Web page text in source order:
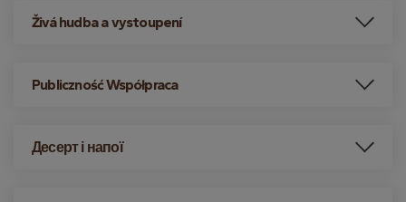
Živá hudba a vystoupení
Publiczność Współpraca
Десерт і напої